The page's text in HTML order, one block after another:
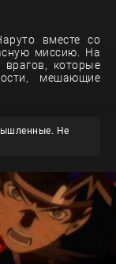
вместе со
миссию. На
которые
мешающие
Не